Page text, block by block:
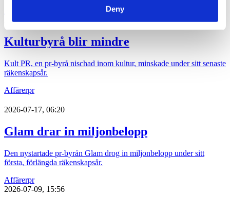
Deny
2026-07-20, 11:09
Kulturbyrå blir mindre
Kult PR, en pr-byrå nischad inom kultur, minskade under sitt senaste
räkenskapsår.
Affärerpr
2026-07-17, 06:20
Glam drar in miljonbelopp
Den nystartade pr-byrån Glam drog in miljonbelopp under sitt
första, förlängda räkenskapsår.
Affärerpr
2026-07-09, 15:56